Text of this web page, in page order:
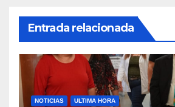
Entrada relacionada
NOTICIAS ULTIMA HORA